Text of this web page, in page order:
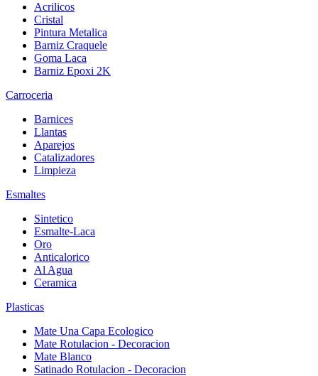
Acrilicos
Cristal
Pintura Metalica
Barniz Craquele
Goma Laca
Barniz Epoxi 2K
Carroceria
Barnices
Llantas
Aparejos
Catalizadores
Limpieza
Esmaltes
Sintetico
Esmalte-Laca
Oro
Anticalorico
Al Agua
Ceramica
Plasticas
Mate Una Capa Ecologico
Mate Rotulacion - Decoracion
Mate Blanco
Satinado Rotulacion - Decoracion